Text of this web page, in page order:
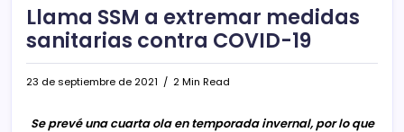
Llama SSM a extremar medidas
sanitarias contra COVID-19
23 de septiembre de 2021 2 Min Read
Se prevé una cuarta ola en temporada invernal, por lo que